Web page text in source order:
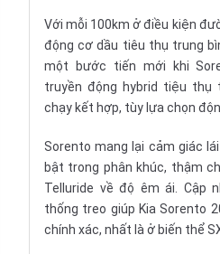
Với mỗi 100km ở điều kiện
động cơ dầu tiêu thụ trung
một bước tiến mới khi
truyền động hybrid tiệu thụ
chạy kết hợp, tùy lựa chọn
Sorento mang lại cảm giác
bật trong phân khúc, thậm
Telluride về độ êm ái. Cập
thống treo giúp Kia Sorento
chính xác, nhất là ở biến thể